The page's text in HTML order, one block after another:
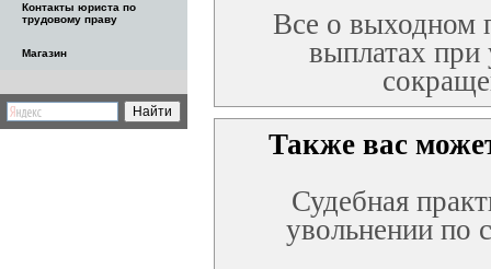
Контакты юриста по
трудовому праву
Магазин
Все о выходном
выплатах при
Также вас
Судебная
увольнении по